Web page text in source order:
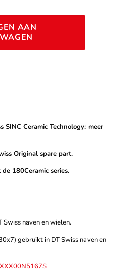
AAN
SINC Ceramic Technology: meer
Original spare part.
180Ceramic series.
naven en wielen.
gebruikt in DT Swiss naven en